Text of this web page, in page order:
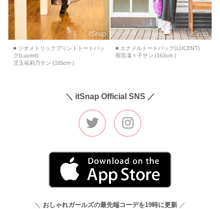
■ ジオメトリックプリントトートバッ
グ(Lucent)
児玉祐莉乃サン (165cm )
■ エナメルトートバッグ(LUCENT)
雨宮凜々子サン (163cm )
＼ itSnap Official SNS ／
＼ おしゃれガールズの最先端コーデを19時に更新 ／